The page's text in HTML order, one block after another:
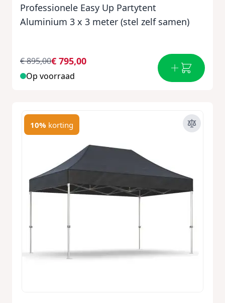
Professionele Easy Up Partytent
Aluminium 3 x 3 meter (stel zelf samen)
€ 795,00
€ 895,00
Op voorraad
10% korting